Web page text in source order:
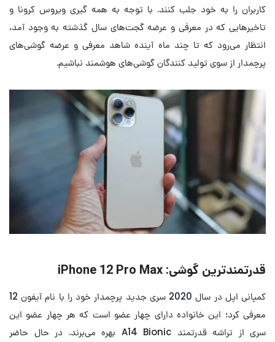
کاربران را به خود جلب کنند. با توجه به همه گیری ویروس کرونا و
تاخیرهایی که در معرفی و عرضه گجت‌های سال گذشته به وجود آمد،‌
انتظار می‌رود که تا چند ماه آینده شاهد معرفی و عرضه گوشی‌های
پرچمدار از سوی تولید کنندگان گوشی‌های هوشمند نباشیم.
قدرتمندترین گوشی: iPhone 12 Pro Max
کمپانی اپل در سال 2020 سری جدید پرچمدار خود را با نام آیفون 12
معرفی کرد؛ این خانواده دارای چهار عضو است که هر چهار عضو این
سری از تراشه قدرتمند A14 Bionic بهره می‌برند. در حال حاضر